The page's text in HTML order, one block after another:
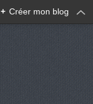
+ Créer mon blog